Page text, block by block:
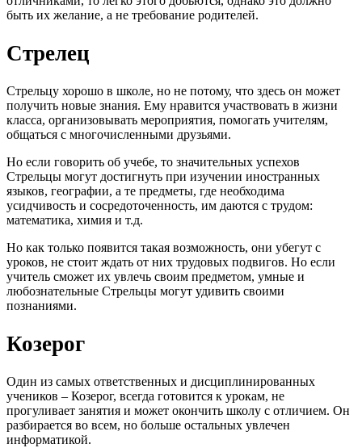
быть их желание, а не требование родителей.
Стрелец
Стрельцу хорошо в школе, но не потому, что здесь он может
получить новые знания. Ему нравится участвовать в жизни
класса, организовывать мероприятия, помогать учителям,
общаться с многочисленными друзьями.
Но если говорить об учебе, то значительных успехов
Стрельцы могут достигнуть при изучении иностранных
языков, географии, а те предметы, где необходима
усидчивость и сосредоточенность, им даются с трудом:
математика, химия и т.д.
Но как только появится такая возможность, они убегут с
уроков, не стоит ждать от них трудовых подвигов. Но если
учитель сможет их увлечь своим предметом, умные и
любознательные Стрельцы могут удивить своими
познаниями.
Козерог
Один из самых ответственных и дисциплинированных
учеников – Козерог, всегда готовится к урокам, не
прогуливает занятия и может окончить школу с отличием. Он
разбирается во всем, но больше остальных увлечен
информатикой.